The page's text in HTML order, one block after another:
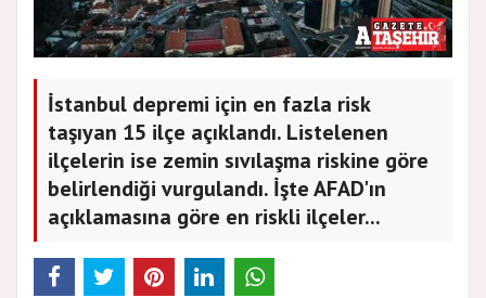
İstanbul depremi için en fazla risk
taşıyan 15 ilçe açıklandı. Listelenen
ilçelerin ise zemin sıvılaşma riskine göre
belirlendiği vurgulandı. İşte AFAD'ın
açıklamasına göre en riskli ilçeler...